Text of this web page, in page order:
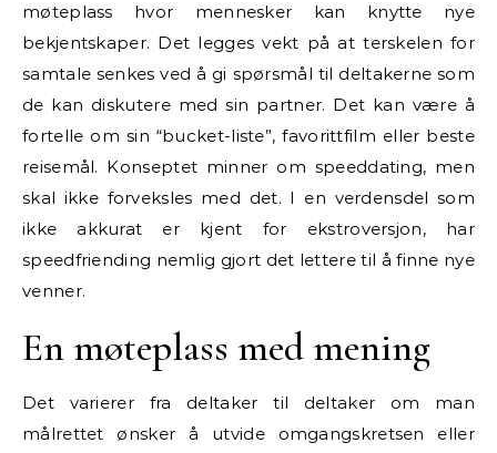
møteplass hvor mennesker kan knytte nye
bekjentskaper. Det legges vekt på at terskelen for
samtale senkes ved å gi spørsmål til deltakerne som
de kan diskutere med sin partner. Det kan være å
fortelle om sin “bucket-liste”, favorittfilm eller beste
reisemål. Konseptet minner om speeddating, men
skal ikke forveksles med det. I en verdensdel som
ikke akkurat er kjent for ekstroversjon, har
speedfriending nemlig gjort det lettere til å finne nye
venner.
En møteplass med mening
Det varierer fra deltaker til deltaker om man
målrettet ønsker å utvide omgangskretsen eller